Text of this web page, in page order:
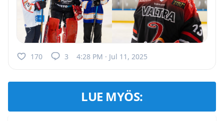
170 3 4:28 PM · Jul 11, 2025
LUE MYÖS: